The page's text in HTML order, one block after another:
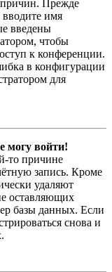
Прежде
вводите имя
введены
чтобы
к конференции.
в конфигурации
для
могу войти!
то причине
запись. Кроме
удаляют
оставляющих
базы данных. Если
снова и